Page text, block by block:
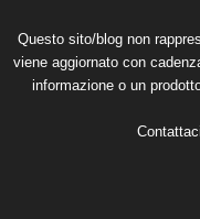
Questo sito/blog non
viene aggiornato con
informazione o un